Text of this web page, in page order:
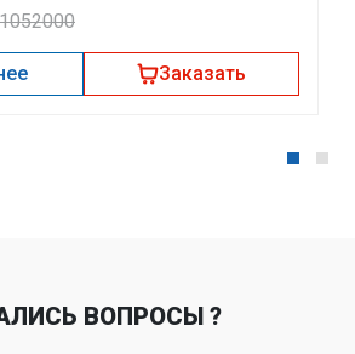
1052000
Заказать
ВОПРОСЫ ?